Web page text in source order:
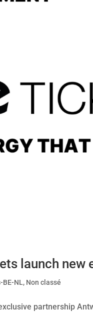
launch new
BE-NL, Non classé
partnership